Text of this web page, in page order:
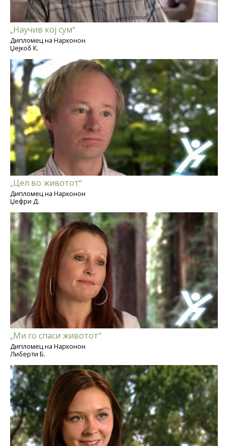
„Научив кој сум“
Дипломец на Нарконон
Џејкоб К.
„Цел во животот“
Дипломец на Нарконон
Џефри Д.
„Ми го спаси животот"
Дипломец на Нарконон
Либерти Б.